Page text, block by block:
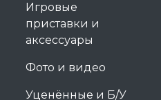
Игровые
приставки и
аксессуары
Фото и видео
Уценённые и Б/У